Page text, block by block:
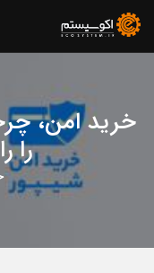
خرید امن،
را